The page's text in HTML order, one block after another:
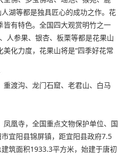
湖等都是独具匠心的成功之作。花
有特色。全国四大观赏明竹之一
人参果、银杏、板栗等都是花果山
化力度，花果山将是“四季好花常
渡沟、龙门石窟、老君山、白马
凰寺，全国重点文物保护单位、国
宜阳县锦屏镇，距宜阳县政府7.5
筑面积1933.3平方米，始建于唐初